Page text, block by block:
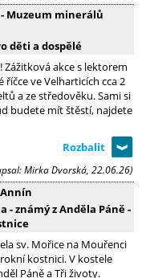
Muzeum minerálů
děti a dospělé
Zážitková akce s lektorem
ve Velharticích cca 2
a ze středověku. Sami si
budete mít štěstí, najdete
Mirka Dvorská, 22.06.26)
- známý z Anděla Páně -
sv. Mořice na Mouřenci
kostnici. V kostele
Páně a Tři životy.